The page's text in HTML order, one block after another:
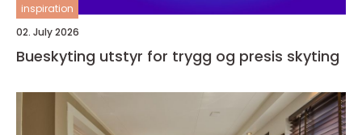
inspiration
02. July 2026
Bueskyting utstyr for trygg og presis skyting